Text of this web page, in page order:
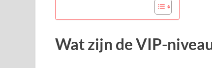
Wat zijn de VIP-